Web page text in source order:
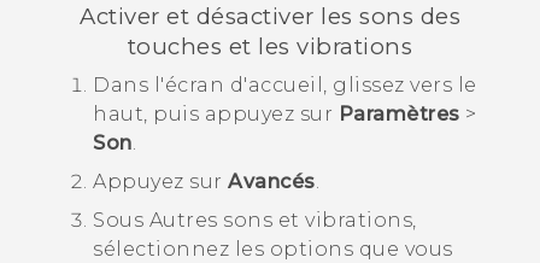
Activer et désactiver les sons des
touches et les vibrations
Dans l'écran d'accueil , glissez vers le
haut, puis appuyez sur Paramètres >
Son.
Appuyez sur Avancés.
Sous Autres sons et vibrations,
sélectionnez les options que vous